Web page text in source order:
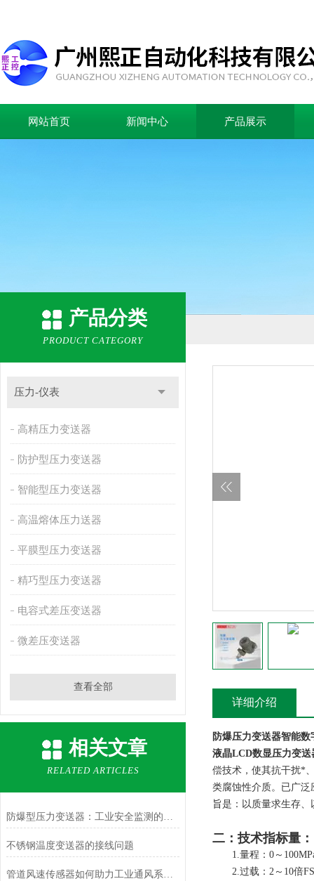
网站首页 新闻中心 产品展示
产品分类
PRODUCT CATEGORY
压力-仪表
高精压力变送器
防护型压力变送器
智能型压力变送器
高温熔体压力送器
平膜型压力变送器
精巧型压力变送器
电容式差压变送器
微差压变送器
查看全部
相关文章
RELATED ARTICLES
防爆型压力变送器：工业安全监测的设备
不锈钢温度变送器的接线问题
管道风速传感器如何助力工业通风系统优化？
详细介绍
防爆压力变送器智能数
液晶LCD数显压力变
偿技术，使其抗干扰*
类腐蚀性介质。已广
旨是：以质量求生存
二：技术指标量：
1.量程：0～
2.过载：2～10倍